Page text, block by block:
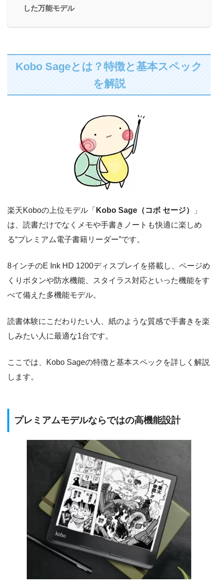
した万能モデル
Kobo Sageとは？特徴と基本スペック
を解説
楽天Koboの上位モデル「 Kobo Sage（コボ セージ）
」
は、読書だけでなくメモや手書きノートも快適に楽しめ
る“プレミアム電子書籍リーダー”です。
8インチのE Ink HD 1200ディスプレイを搭載し、ページめ
くりボタンや防水機能、スタイラス対応といった機能をす
べて備えた多機能モデル。
読書体験にこだわりたい人、紙のような質感で手書きを楽
しみたい人に最適な1台です。
ここでは、Kobo Sageの特徴と基本スペックを詳しく解説
します。
プレミアムモデルならではの高機能設計